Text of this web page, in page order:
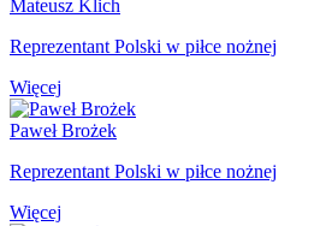
Mateusz Klich
Reprezentant Polski w piłce nożnej
Więcej
PawełBrożek
Reprezentant Polski w piłce nożnej
Więcej